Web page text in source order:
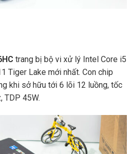
trang bị bộ vi xử lý Intel Core i5
Tiger Lake mới nhất. Con chip
khi sở hữu tới 6 lõi 12 luồng, tốc
TDP 45W.